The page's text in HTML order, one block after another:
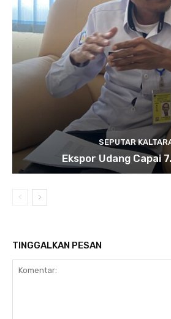
SEPUTAR
Ekspor Udang Capai
TINGGALKAN PESAN